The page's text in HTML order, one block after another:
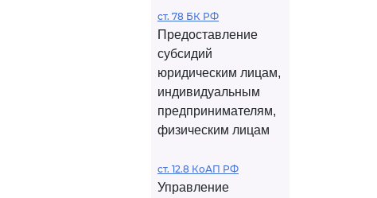
ст. 78 БК РФ
Предоставление
субсидий
юридическим лицам,
индивидуальным
предпринимателям,
физическим лицам
ст. 12.8 КоАП РФ
Управление